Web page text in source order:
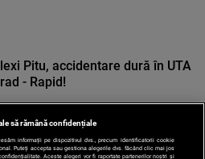
- Rapid!
să rămână confidențiale
informații pe dispozitivul dvs., precum identificatorii cookie
Puteți accepta sau gestiona alegerile dvs. făcând clic mai jos
Aceste alegeri vor fi raportate partenerilor noștri și